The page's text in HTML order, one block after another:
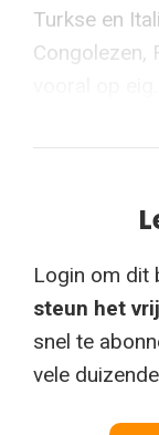
Turkse en
Congolezen,
Login om dit
steun het
snel te
vele